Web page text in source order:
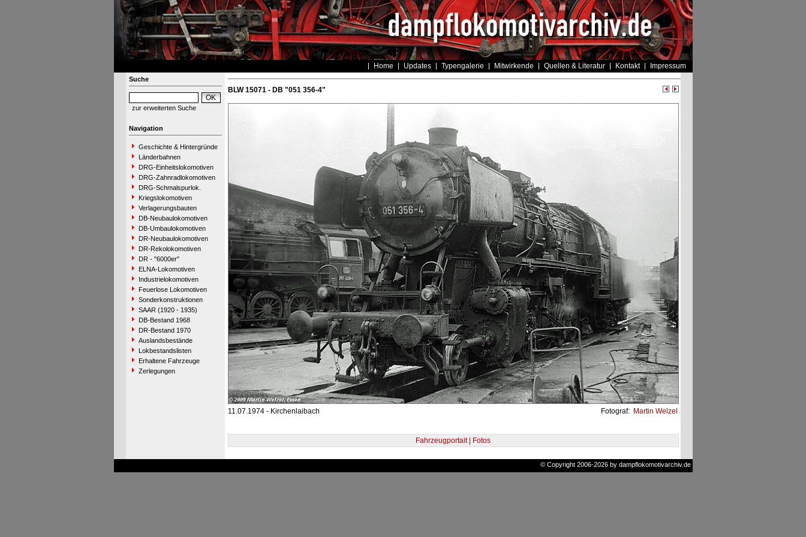
Home Updates Typengalerie Mitwirkende Quellen & Literatur Kontakt Impressum
Suche
zur erweiterten Suche
Navigation
Geschichte & Hintergründe
Länderbahnen
DRG-Einheitslokomotiven
DRG-Zahnradlokomotiven
DRG-Schmalspurlok.
Kriegslokomotiven
Verlagerungsbauten
DB-Neubaulokomotiven
DB-Umbaulokomotiven
DR-Neubaulokomotiven
DR-Rekolokomotiven
DR - "6000er"
ELNA-Lokomotiven
Industrielokomotiven
Feuerlose Lokomotiven
Sonderkonstruktionen
SAAR (1920 - 1935)
DB-Bestand 1968
DR-Bestand 1970
Auslandsbestände
Lokbestandslisten
Erhaltene Fahrzeuge
Zerlegungen
BLW 15071 - DB "051 356-4"
11.07.1974 - Kirchenlaibach Fotograf: Martin Welzel
Fahrzeugportait | Fotos
© Copyright 2006-2026 by dampflokomotivarchiv.de